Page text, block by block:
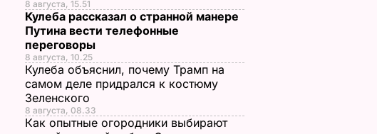
8 августа, 15.51
Кулеба рассказал о странной манере
Путина вести телефонные
переговоры
8 августа, 10.25
Кулеба объяснил, почему Трамп на
самом деле придрался к костюму
Зеленского
8 августа, 08.33
Как опытные огородники выбирают